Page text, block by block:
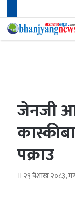
जेनजी
पक्राउ
२९ बैशाख २०८३,